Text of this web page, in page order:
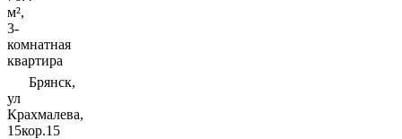
м²,
3-
комнатная
квартира
Брянск,
ул
Крахмалева,
15кор.15